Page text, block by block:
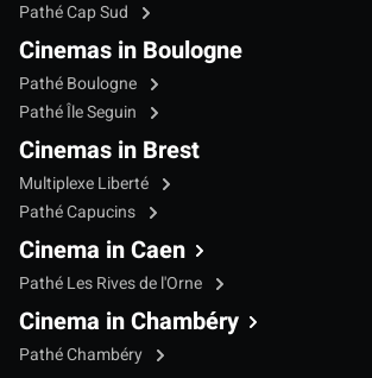
Pathé Cap Sud
Cinemas in Boulogne
Pathé Boulogne
Pathé Île Seguin
Cinemas in Brest
Multiplexe Liberté
Pathé Capucins
Cinema in Caen
Pathé Les Rives de l'Orne
Cinema in Chambéry
Pathé Chambéry